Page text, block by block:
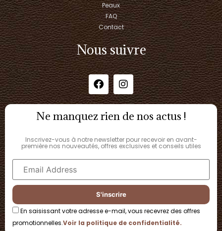
Peaux
FAQ
Contact
Nous suivre
Ne manquez rien de nos actus !
Inscrivez-vous à notre newsletter pour recevoir en avant-
première nos nouveautés, offres exclusives et conseils utiles
En saisissant votre adresse e-mail, vous recevrez des offres
promotionnelles.Voir la politique de confidentialité.